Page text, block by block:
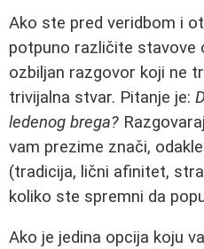
Ako ste pred veridbom i
potpuno različite stavove
ozbiljan razgovor koji ne
trivijalna stvar. Pitanje je:
ledenog brega?
vam prezime znači,
(tradicija, lični afinitet,
koliko ste spremni da
Ako je jedina opcija koju